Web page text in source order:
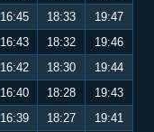
16:45 18:33
19:47
16:43 18:32
19:46
16:42 18:30
19:44
16:40 18:28
19:43
16:39 18:27
19:41